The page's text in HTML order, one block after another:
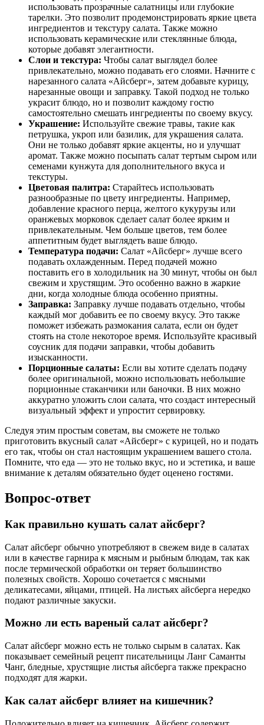
использовать прозрачные салатницы или глубокие
тарелки. Это позволит продемонстрировать яркие цвета
ингредиентов и текстуру салата. Также можно
использовать керамические или стеклянные блюда,
которые добавят элегантности.
Слои и текстура: Чтобы салат выглядел более
привлекательно, можно подавать его слоями. Начните с
нарезанного салата «Айсберг», затем добавьте курицу,
нарезанные овощи и заправку. Такой подход не только
украсит блюдо, но и позволит каждому гостю
самостоятельно смешать ингредиенты по своему вкусу.
Украшение: Используйте свежие травы, такие как
петрушка, укроп или базилик, для украшения салата.
Они не только добавят яркие акценты, но и улучшат
аромат. Также можно посыпать салат тертым сыром или
семенами кунжута для дополнительного вкуса и
текстуры.
Цветовая палитра: Старайтесь использовать
разнообразные по цвету ингредиенты. Например,
добавление красного перца, желтого кукурузы или
оранжевых морковок сделает салат более ярким и
привлекательным. Чем больше цветов, тем более
аппетитным будет выглядеть ваше блюдо.
Температура подачи: Салат «Айсберг» лучше всего
подавать охлажденным. Перед подачей можно
поставить его в холодильник на 30 минут, чтобы он был
свежим и хрустящим. Это особенно важно в жаркие
дни, когда холодные блюда особенно приятны.
Заправка: Заправку лучше подавать отдельно, чтобы
каждый мог добавить ее по своему вкусу. Это также
поможет избежать размокания салата, если он будет
стоять на столе некоторое время. Используйте красивый
соусник для подачи заправки, чтобы добавить
изысканности.
Порционные салаты: Если вы хотите сделать подачу
более оригинальной, можно использовать небольшие
порционные стаканчики или баночки. В них можно
аккуратно уложить слои салата, что создаст интересный
визуальный эффект и упростит сервировку.
Следуя этим простым советам, вы сможете не только
приготовить вкусный салат «Айсберг» с курицей, но и подать
его так, чтобы он стал настоящим украшением вашего стола.
Помните, что еда — это не только вкус, но и эстетика, и ваше
внимание к деталям обязательно будет оценено гостями.
Вопрос-ответ
Как правильно кушать салат айсберг?
Салат айсберг обычно употребляют в свежем виде в салатах
или в качестве гарнира к мясным и рыбным блюдам, так как
после термической обработки он теряет большинство
полезных свойств. Хорошо сочетается с мясными
деликатесами, яйцами, птицей. На листьях айсберга нередко
подают различные закуски.
Можно ли есть вареный салат айсберг?
Салат айсберг можно есть не только сырым в салатах. Как
показывает семейный рецепт писательницы Ланг Саманты
Чанг, бледные, хрустящие листья айсберга также прекрасно
подходят для жарки.
Как салат айсберг влияет на кишечник?